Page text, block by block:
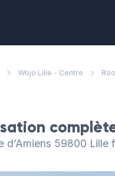
Wojo Lille - Centre
d’Amiens 59800 Lille